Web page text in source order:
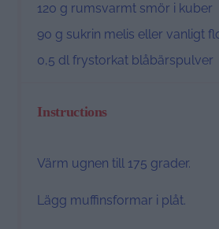
120 g rumsvarmt smör i kuber
90 g sukrin melis eller vanligt
0,5 dl frystorkat blåbärspulver
Instructions
Värm ugnen till 175 grader.
Lägg muffinsformar i plåt.